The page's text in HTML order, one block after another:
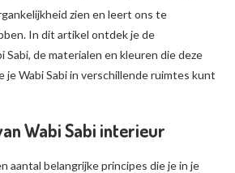
zien en leert ons te
In dit artikel ontdek je de
Sabi, de materialen en kleuren die deze
je Wabi Sabi in verschillende ruimtes kunt
Wabi Sabi interieur
aantal belangrijke principes die je in je